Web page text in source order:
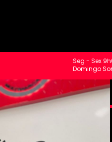
Seg - Sex
Domingo